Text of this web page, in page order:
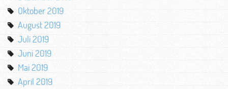
Oktober 2019
August 2019
Juli 2019
Juni 2019
Mai 2019
April 2019